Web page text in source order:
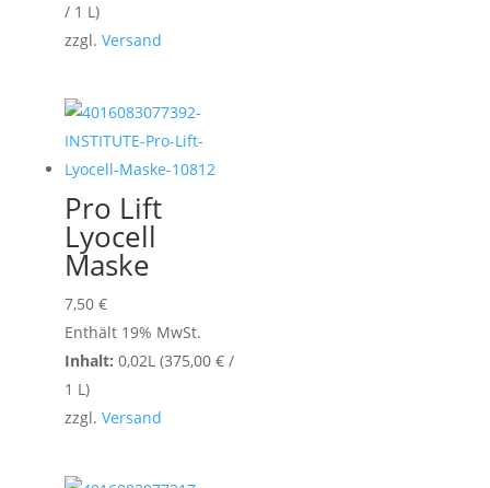
/ 1 L)
zzgl. Versand
Pro Lift
Lyocell
Maske
7,50 €
Enthält 19% MwSt.
Inhalt: 0,02L (375,00 €/
1 L)
zzgl. Versand